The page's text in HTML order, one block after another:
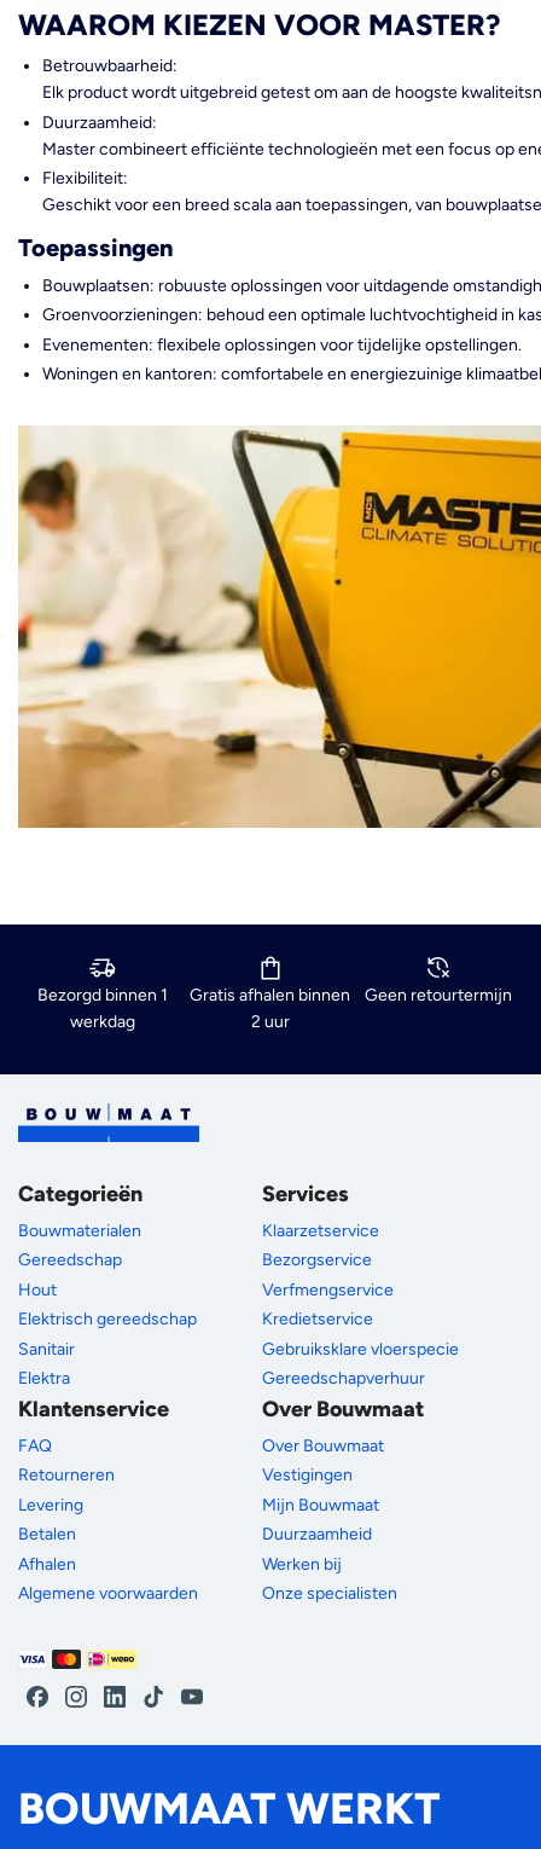
WAAROM KIEZEN VOOR MASTER?
Betrouwbaarheid:
Elk product wordt uitgebreid getest om aan de hoogste
Duurzaamheid:
Master combineert efficiënte technologieën met een focus op
Flexibiliteit:
Geschikt voor een breed scala aan toepassingen, van
Toepassingen
Bouwplaatsen: robuuste oplossingen voor uitdagende
Groenvoorzieningen: behoud een optimale luchtvochtigheid in
Evenementen: flexibele oplossingen voor tijdelijke opstellingen.
Woningen en kantoren: comfortabele en energiezuinige
Bezorgd binnen 1
werkdag
Gratis afhalen binnen
2 uur
Geen retourtermijn
Categorieën
Bouwmaterialen
Gereedschap
Hout
Elektrisch gereedschap
Sanitair
Elektra
Services
Klaarzetservice
Bezorgservice
Verfmengservice
Kredietservice
Gebruiksklare vloerspecie
Gereedschapverhuur
Klantenservice
FAQ
Retourneren
Levering
Betalen
Afhalen
Algemene voorwaarden
Over Bouwmaat
Over Bouwmaat
Vestigingen
Mijn Bouwmaat
Duurzaamheid
Werken bij
Onze specialisten
Betaalmethoden
FacebookInstagram
LinkedInTikTokYouTube
BOUWMAAT WERKT